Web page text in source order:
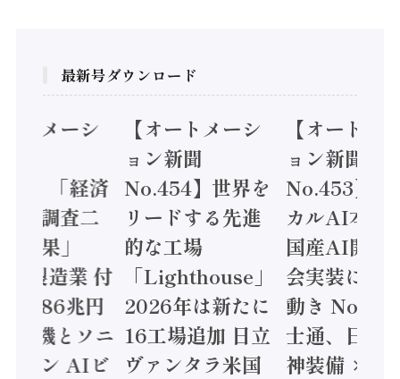
最新号ダウンロード
トメーシ
】「経済
態調査二
結果」
年製造業 付
額86兆円
電機とソニ
コン AIビ
【オートメーシ
ョン新聞
No.454】世界を
リードする先進
的な工場
「Lighthouse」
2026年は新たに
16工場追加 日立
ヴァンタラ米国
【オートメ
ョン新聞
No.453】フ
カルAI本格
国産AI開発
会実装に活
動き
士通、日立
神装備 ×